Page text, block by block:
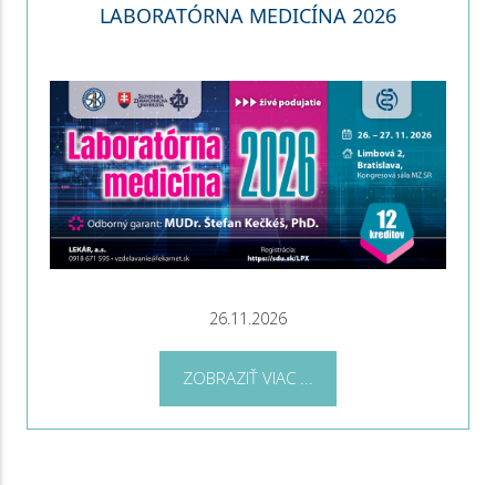
LABORATÓRNA MEDICÍNA 2026
26.11.2026
ZOBRAZIŤ VIAC ...